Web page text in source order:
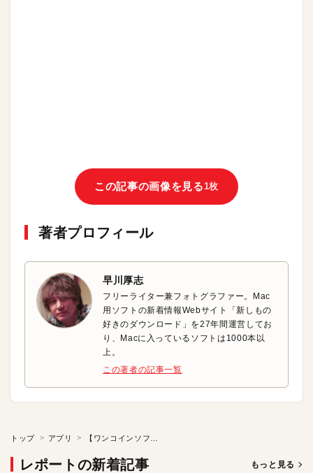
この記事の画像を見る 1枚
著者プロフィール
早川厚志
フリーライター兼フォトグラファー。Mac
用ソフトの新着情報Webサイト「新しもの
好きのダウンロード」を27年間運営してお
り、Macに入っているソフトは1000本以
上。
この著者の記事一覧
トップ アプリ
レポートの新着記事 もっと見る